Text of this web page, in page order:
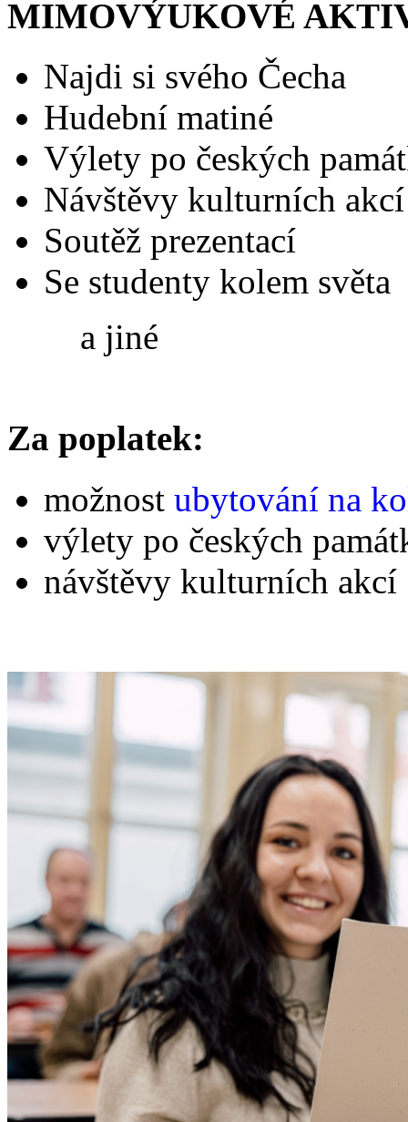
MIMOVÝUKOVÉ
Najdi si svého Čecha
Hudební matiné
Výlety po českých
Návštěvy kulturních akcí
Soutěž prezentací
Se studenty kolem světa
a jiné
Za poplatek:
možnost ubytování na
výlety po českých
návštěvy kulturních akcí